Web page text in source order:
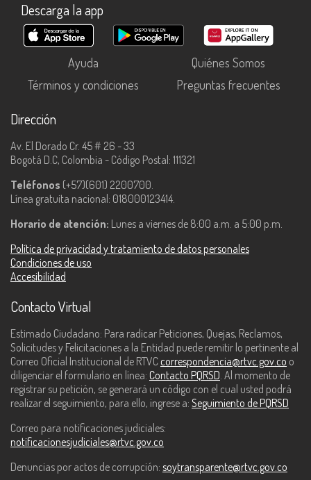
Descarga la app
Ayuda
Quiénes Somos
Términos y condiciones
Preguntas frecuentes
Dirección
Av. El Dorado Cr. 45 # 26 - 33
Bogotá D.C, Colombia - Código Postal: 111321
Teléfonos (+57)(601) 2200700.
Línea gratuita nacional: 018000123414.
Horario de atención: Lunes a viernes de 8:00 a.m. a 5:00 p.m.
Política de privacidad y tratamiento de datos personales
Condiciones de uso
Accesibilidad
Contacto Virtual
Estimado Ciudadano: Para radicar Peticiones, Quejas, Reclamos,
Solicitudes y Felicitaciones a la Entidad puede remitir lo pertinente al
Correo Oficial Institucional de RTVC correspondencia@rtvc.gov.co o
diligenciar el formulario en línea: Contacto PQRSD. Al momento de
registrar su petición, se generará un código con el cual usted podrá
realizar el seguimiento, para ello, ingrese a: Seguimiento de PQRSD
Correo para notificaciones judiciales:
notificacionesjudiciales@rtvc.gov.co
Denuncias por actos de corrupción: soytransparente@rtvc.gov.co